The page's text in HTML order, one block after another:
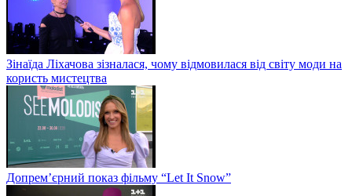
Зінаїда Ліхачова зізналася, чому відмовилася від світу моди на
користь мистецтва
Допрем’єрний показ фільму “Let It Snow”